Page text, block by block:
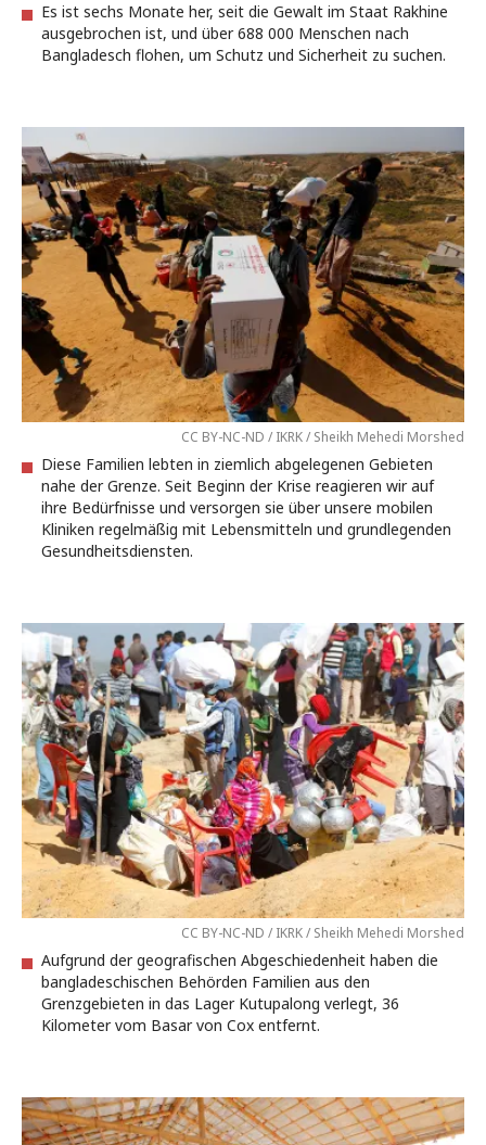
Es ist sechs Monate her, seit die Gewalt im Staat Rakhine
ausgebrochen ist, und über 688 000 Menschen nach
Bangladesch flohen, um Schutz und Sicherheit zu suchen.
CC BY-NC-ND / IKRK / Sheikh Mehedi Morshed
Diese Familien lebten in ziemlich abgelegenen Gebieten
nahe der Grenze. Seit Beginn der Krise reagieren wir auf
ihre Bedürfnisse und versorgen sie über unsere mobilen
Kliniken regelmäßig mit Lebensmitteln und grundlegenden
Gesundheitsdiensten.
CC BY-NC-ND / IKRK / Sheikh Mehedi Morshed
Aufgrund der geografischen Abgeschiedenheit haben die
bangladeschischen Behörden Familien aus den
Grenzgebieten in das Lager Kutupalong verlegt, 36
Kilometer vom Basar von Cox entfernt.